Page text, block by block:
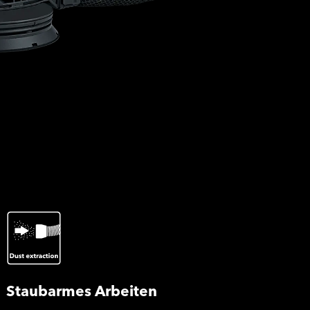
Staubarmes Arbeiten